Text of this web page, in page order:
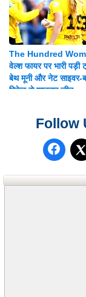
The Hundred
वेल्श फायर पर भारी पड़ी
बेथ मूनी और नेट साइवर-
विकेट से शानदार जीत
Follow